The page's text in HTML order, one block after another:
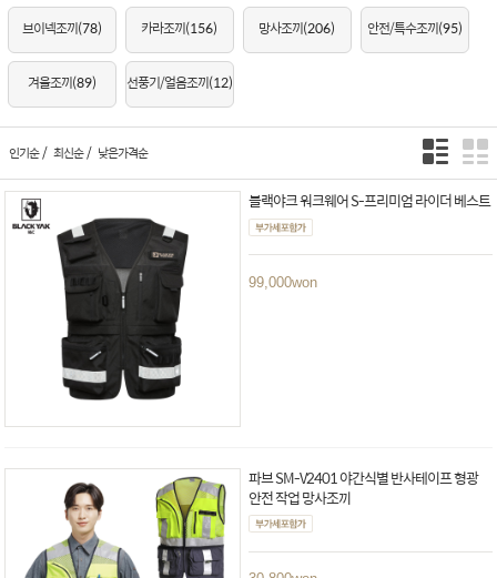
브이넥조끼(78) 카라조끼(156) 망사조끼(206) 안전/특수조끼(95)
겨울조끼(89) 선풍기/얼음조끼(12)
인기순/ 최신순/ 낮은가격순
블랙야크 워크웨어 S-프리미엄 라이더 베스트
99,000won
파브 SM-V2401 야간식별 반사테이프 형광
안전 작업 망사조끼